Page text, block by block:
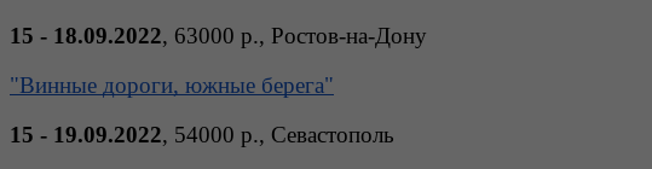
15 - 18.09.2022, 63000 р., Ростов-на-Дону
"Винные дороги, южные берега"
15 - 19.09.2022, 54000 р., Севастополь